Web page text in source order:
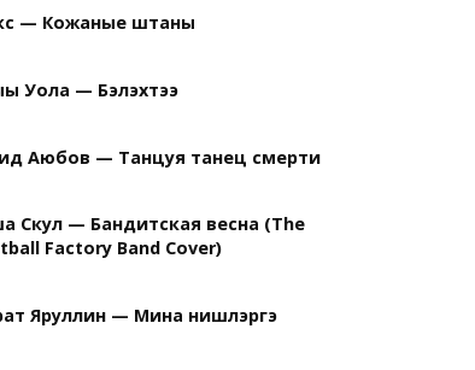
— Кожаные штаны
Уола — Бэлэхтээ
Аюбов — Танцуя танец смерти
Скул — Бандитская весна (The
Factory Band Cover)
Яруллин — Мина нишлэргэ